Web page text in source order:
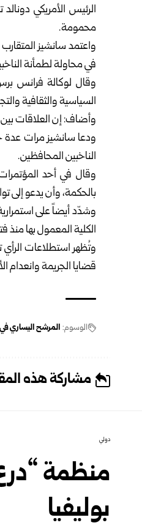
الرئيس الأمريكي
محمومة.
واعتمد سانشيز
في محاولة لطمأنة
وقال لوكالة فرانس
السياسية والثقافية
وأضاف: إن العلاقات بين
ودعا سانشيز مرات عدة
الناخبين المحافظين.
وقال في أحد
بالحكمة، وأن يدعو إلى
وشدّد أيضاً على
الكلية المعمول بها منذ
وتُظهر استطلاعات الرأي
قضايا الجريمة وانعدام
الوسوم:المرشح اليساري في
مشاركة هذه
دولي
منظمة
بوليفيا